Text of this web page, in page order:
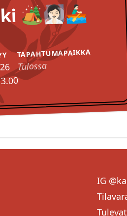
TAPAHTUMAPAIKKA
Tulossa
IG